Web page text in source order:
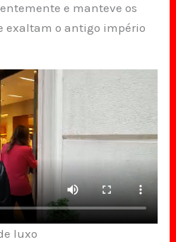
e manteve os
exaltam o antigo império
luxo